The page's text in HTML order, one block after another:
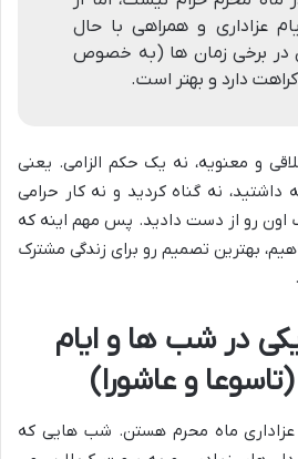
عزاداری و همراهی با حال
در برخی زمان ها (به خصوص
دارد و بهتر است.
و معنویه، نه یک حکم الزامی. یعنی
داشتید، نه گناه کردید و نه کار حرامی
اون رو از دست دادید. پس مهم اینه که
بهترین تصمیم رو برای زندگی مشترک
در شب ها و ایام
و عاشورا)
عزاداری ماه محرم هستن. شب هایی که